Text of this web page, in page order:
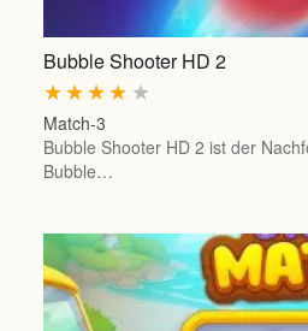
Bubble Shooter HD 2
★
★
★
★
★
Match-3
Bubble Shooter HD 2 ist der
Bubble…